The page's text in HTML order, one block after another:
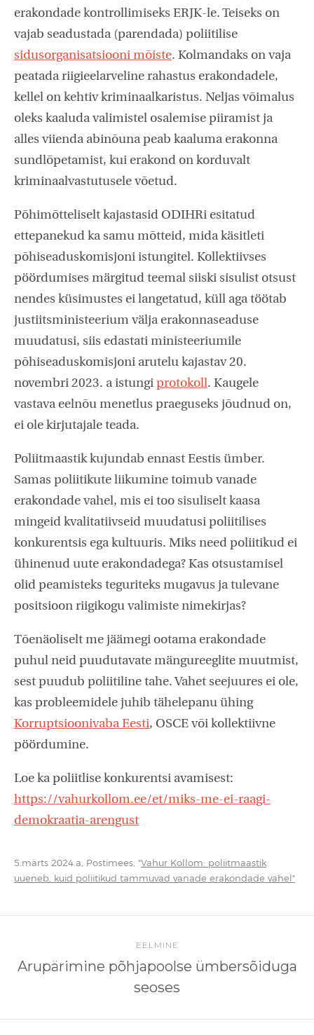
erakondade kontrollimiseks ERJK-le. Teiseks on
vajab seadustada (parendada) poliitilise
sidusorganisatsiooni mõiste. Kolmandaks on vaja
peatada riigieelarveline rahastus erakondadele,
kellel on kehtiv kriminaalkaristus. Neljas võimalus
oleks kaaluda valimistel osalemise piiramist ja
alles viienda abinõuna peab kaaluma erakonna
sundlõpetamist, kui erakond on korduvalt
kriminaalvastutusele võetud.
Põhimõtteliselt kajastasid ODIHRi esitatud
ettepanekud ka samu mõtteid, mida käsitleti
põhiseaduskomisjoni istungitel. Kollektiivses
pöördumises märgitud teemal siiski sisulist otsust
nendes küsimustes ei langetatud, küll aga töötab
justiitsministeerium välja erakonnaseaduse
muudatusi, siis edastati ministeeriumile
põhiseaduskomisjoni arutelu kajastav 20.
novembri 2023. a istungi protokoll. Kaugele
vastava eelnõu menetlus praeguseks jõudnud on,
ei ole kirjutajale teada.
Poliitmaastik kujundab ennast Eestis ümber.
Samas poliitikute liikumine toimub vanade
erakondade vahel, mis ei too sisuliselt kaasa
mingeid kvalitatiivseid muudatusi poliitilises
konkurentsis ega kultuuris. Miks need poliitikud ei
ühinenud uute erakondadega? Kas otsustamisel
olid peamisteks teguriteks mugavus ja tulevane
positsioon riigikogu valimiste nimekirjas?
Tõenäoliselt me jäämegi ootama erakondade
puhul neid puudutavate mängureeglite muutmist,
sest puudub poliitiline tahe. Vahet seejuures ei ole,
kas probleemidele juhib tähelepanu ühing
Korruptsioonivaba Eesti, OSCE või kollektiivne
pöördumine.
Loe ka poliitlise konkurentsi avamisest:
https://vahurkollom.ee/et/miks-me-ei-raagi-
demokraatia-arengust
5.märts 2024.a, Postimees, "Vahur Kollom: poliitmaastik
uueneb, kuid poliitikud tammuvad vanade erakondade vahel"
EELMINE
Arupärimine põhjapoolse ümbersõiduga
seoses